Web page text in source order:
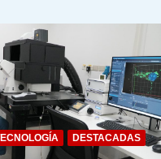
DESTACADAS